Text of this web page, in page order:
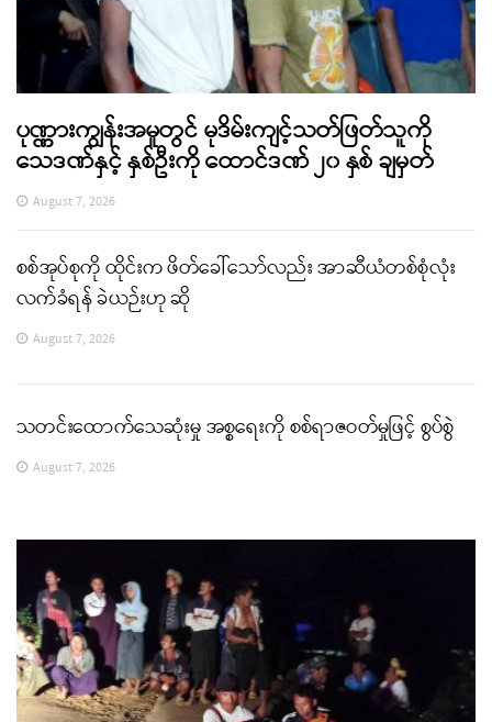
ပုဏ္ဏားကျွန်းအမှုတွင် မုဒိမ်းကျင့်သတ်ဖြတ်သူကို
သေဒဏ်နှင့် နှစ်ဦးကို ထောင်ဒဏ် ၂၀ နှစ် ချမှတ်
August 7, 2026
စစ်အုပ်စုကို ထိုင်းက ဖိတ်ခေါ်သော်လည်း အာဆီယံတစ်စုံလုံး
လက်ခံရန် ခဲယဉ်းဟု ဆို
August 7, 2026
သတင်းထောက်သေဆုံးမှု အစ္စရေးကို စစ်ရာဇဝတ်မှုဖြင့် စွပ်စွဲ
August 7, 2026